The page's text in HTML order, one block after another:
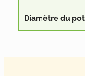
Diamètre du pot